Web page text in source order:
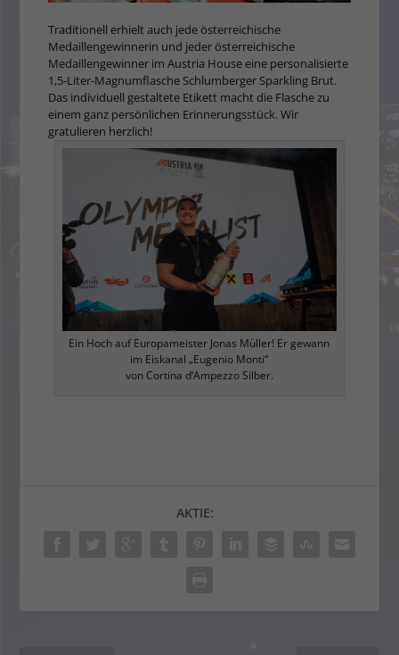
Traditionell erhielt auch jede österreichische
Medaillengewinnerin und jeder österreichische
Medaillengewinner im Austria House eine personalisierte
1,5-Liter-Magnumflasche Schlumberger Sparkling Brut.
Das individuell gestaltete Etikett macht die Flasche zu
einem ganz persönlichen Erinnerungsstück. Wir
gratulieren herzlich!
Ein Hoch auf Europameister Jonas Müller! Er gewann
im Eiskanal „Eugenio Monti“
von Cortina d‘Ampezzo Silber.
AKTIE: